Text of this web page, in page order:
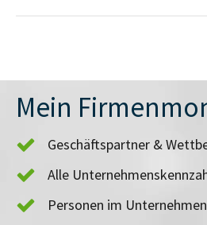
Mein
Geschäftspartner &
Alle
Personen im